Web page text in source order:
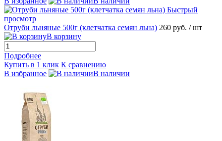
Быстрый
просмотр
Отруби льняные 500г (клетчатка семян льна) 260 руб. / шт
В корзину
Подробнее
Купить в 1 клик К сравнению
В избранное
В наличии